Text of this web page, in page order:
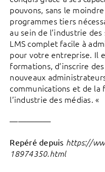
pouvons, sans le
programmes tiers
au sein de l’industrie
LMS complet facile à
pour votre entreprise. Il
formations, d’inscrire
nouveaux
communications et de la
l’industrie des médias. «
—————
Repéré depuis https://
18974350.html